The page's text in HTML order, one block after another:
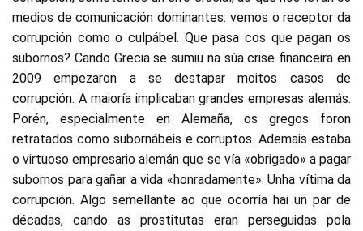
medios de comunicación dominantes: vemos o receptor da
corrupción como o culpábel. Que pasa cos que pagan os
subornos? Cando Grecia se sumiu na súa crise financeira en
2009 empezaron a se destapar moitos casos de
corrupción. A maioría implicaban grandes empresas alemás.
Porén, especialmente en Alemaña, os gregos foron
retratados como subornábeis e corruptos. Ademais estaba
o virtuoso empresario alemán que se vía «obrigado» a pagar
subornos para gañar a vida «honradamente». Unha vítima da
corrupción. Algo semellante ao que ocorría hai un par de
décadas, cando as prostitutas eran perseguidas pola